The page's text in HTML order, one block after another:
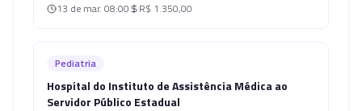
13 de mar. 08:00 R$ 1.350,00
Pediatria
Hospital do Instituto de Assistência Médica ao
Servidor Público Estadual